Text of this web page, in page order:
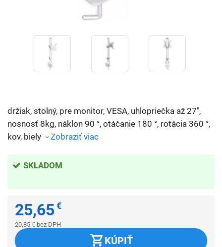
držiak, stolný, pre monitor, VESA, uhlopriečka až 27",
nosnosť 8kg, náklon 90 °, otáčanie 180 °, rotácia 360 °,
kov, biely
Zobraziť viac
SKLADOM
25,65 €
20,85 € bez DPH
KÚPIŤ